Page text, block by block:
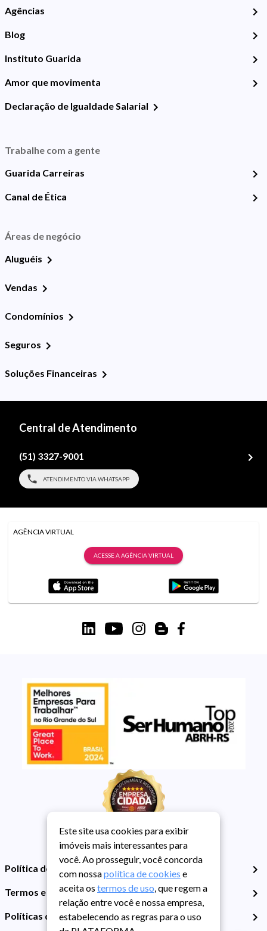
Agências
Blog
Instituto Guarida
Amor que movimenta
Declaração de Igualdade Salarial
Trabalhe com a gente
Guarida Carreiras
Canal de Ética
Áreas de negócio
Aluguéis
Vendas
Condomínios
Seguros
Soluções Financeiras
Central de Atendimento
(51) 3327-9001
ATENDIMENTO VIA WHATSAPP
AGÊNCIA VIRTUAL
ACESSE A AGÊNCIA VIRTUAL
Política de Privacidade
Termos e Condições de Uso
Políticas de Cookies
Este site usa cookies para exibir
imóveis mais interessantes para
você. Ao prosseguir, você concorda
com nossapolítica de cookies e
aceita os termos de uso, que regem a
relação entre você e nossa empresa,
estabelecendo as regras para o uso